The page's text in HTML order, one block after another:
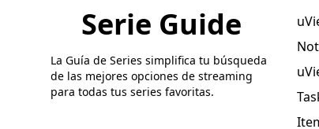
Serie Guide
La Guía de Series simplifica tu búsqueda
de las mejores opciones de streaming
para todas tus series favoritas.